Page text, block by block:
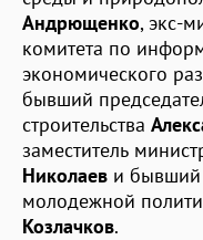
Андрющенко, экс-
комитета по
экономического
бывший
строительства
заместитель
Николаев и бывший
молодежной
Козлачков.